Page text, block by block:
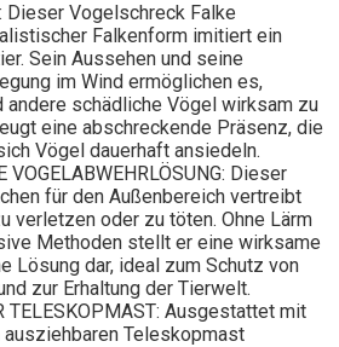
Dieser Vogelschreck Falke
Falkenform imitiert ein
Sein Aussehen und seine
im Wind ermöglichen es,
andere schädliche Vögel wirksam zu
eine abschreckende Präsenz, die
Vögel dauerhaft ansiedeln.
VOGELABWEHRLÖSUNG: Dieser
für den Außenbereich vertreibt
verletzen oder zu töten. Ohne Lärm
Methoden stellt er eine wirksame
Lösung dar, ideal zum Schutz von
zur Erhaltung der Tierwelt.
TELESKOPMAST: Ausgestattet mit
Teleskopmast